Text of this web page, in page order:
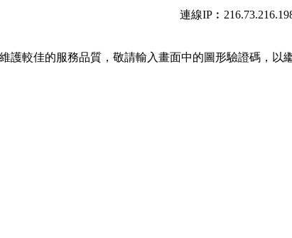
連線
護較佳的服務品質，敬請輸入畫面中的圖形驗證碼，以